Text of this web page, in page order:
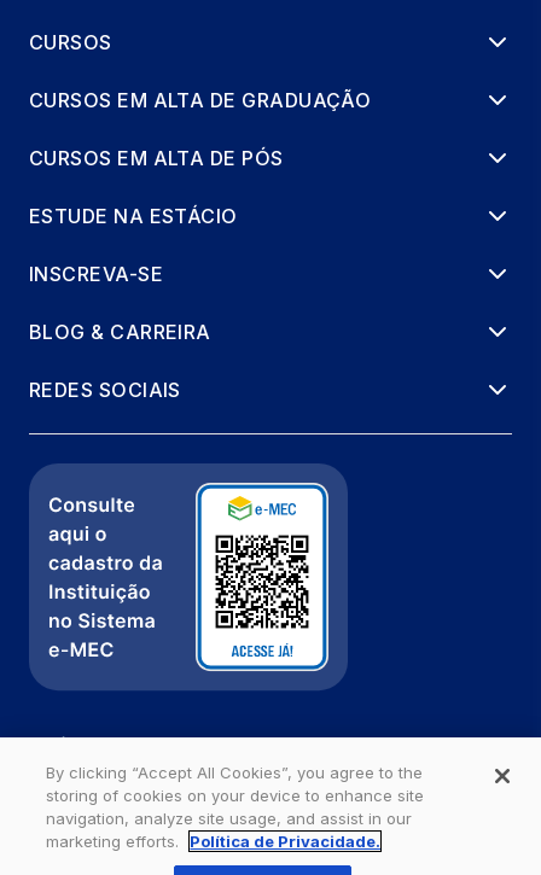
CURSOS
CURSOS EM ALTA DE GRADUAÇÃO
CURSOS EM ALTA DE PÓS
ESTUDE NA ESTÁCIO
INSCREVA-SE
BLOG & CARREIRA
REDES SOCIAIS
Política de Privacidade
Fale com a gente
Ouvidoria
By clicking “Accept All Cookies”, you agree to the
storing of cookies on your device to enhance site
navigation, analyze site usage, and assist in our
marketing efforts.
Política de Privacidade.